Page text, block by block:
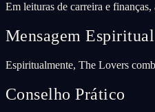
Em leituras de carreira e
Mensagem Espiritual
Espiritualmente, The Lovers
Conselho Prático